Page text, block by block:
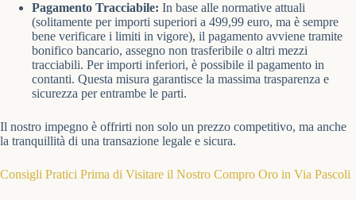
Pagamento Tracciabile: In base alle normative attuali
(solitamente per importi superiori a 499,99 euro, ma è sempre
bene verificare i limiti in vigore), il pagamento avviene tramite
bonifico bancario, assegno non trasferibile o altri mezzi
tracciabili. Per importi inferiori, è possibile il pagamento in
contanti. Questa misura garantisce la massima trasparenza e
sicurezza per entrambe le parti.
Il nostro impegno è offrirti non solo un prezzo competitivo, ma anche
la tranquillità di una transazione legale e sicura.
Consigli Pratici Prima di Visitare il Nostro Compro Oro in Via Pascoli